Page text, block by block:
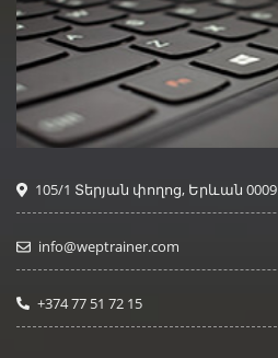
105/1 Տերյան փողոց, Երևան 0009
info@weptrainer.com
+374 77 51 72 15